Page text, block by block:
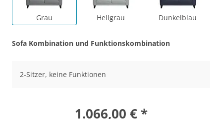
Grau Hellgrau Dunkelblau
Sofa Kombination und Funktionskombination
2-Sitzer, keine Funktionen
1.066,00 € *